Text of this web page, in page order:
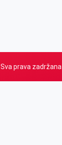
Sva prava